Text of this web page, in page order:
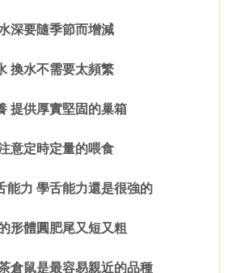
深要隨季節而增減
換水不需要太頻繁
提供厚實堅固的巢箱
意定時定量的喂食
能力 學舌能力還是很強的
形體圓肥尾又短又粗
倉鼠是最容易親近的品種